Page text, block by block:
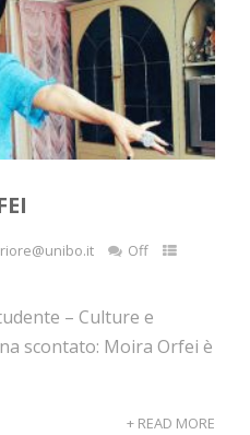
Off
– Culture e
scontato: Moira Orfei è
+ READ MORE